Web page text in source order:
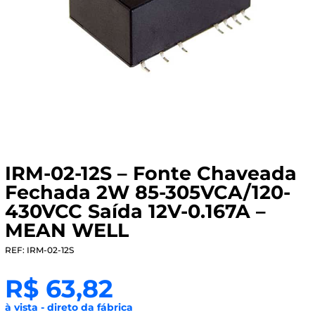
IRM-02-12S – Fonte Chaveada
Fechada 2W 85-305VCA/120-
430VCC Saída 12V-0.167A –
MEAN WELL
REF: IRM-02-12S
R$63,82
à vista - direto da fábrica